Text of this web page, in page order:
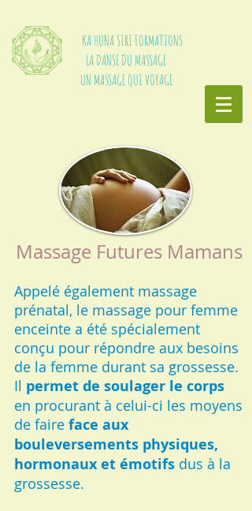
KA HUNA SIRI FORMATIONS
LA DANSE DU MASSAGE
UN MASSAGE QUI VOYAGE
Massage Futures Mamans
Appelé également massage
prénatal, le massage pour femme
enceinte a été spécialement
conçu pour répondre aux besoins
de la femme durant sa grossesse.
Il permet de soulager le corps
en procurant à celui-ci les moyens
de faire face aux
bouleversements physiques,
hormonaux et émotifs dus à la
grossesse.